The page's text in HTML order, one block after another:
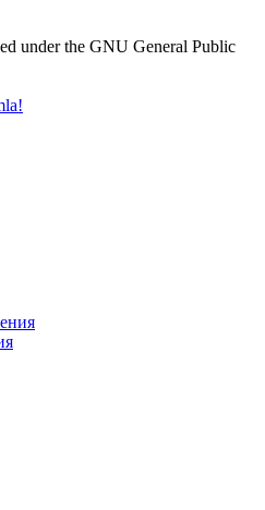
under the GNU General Public